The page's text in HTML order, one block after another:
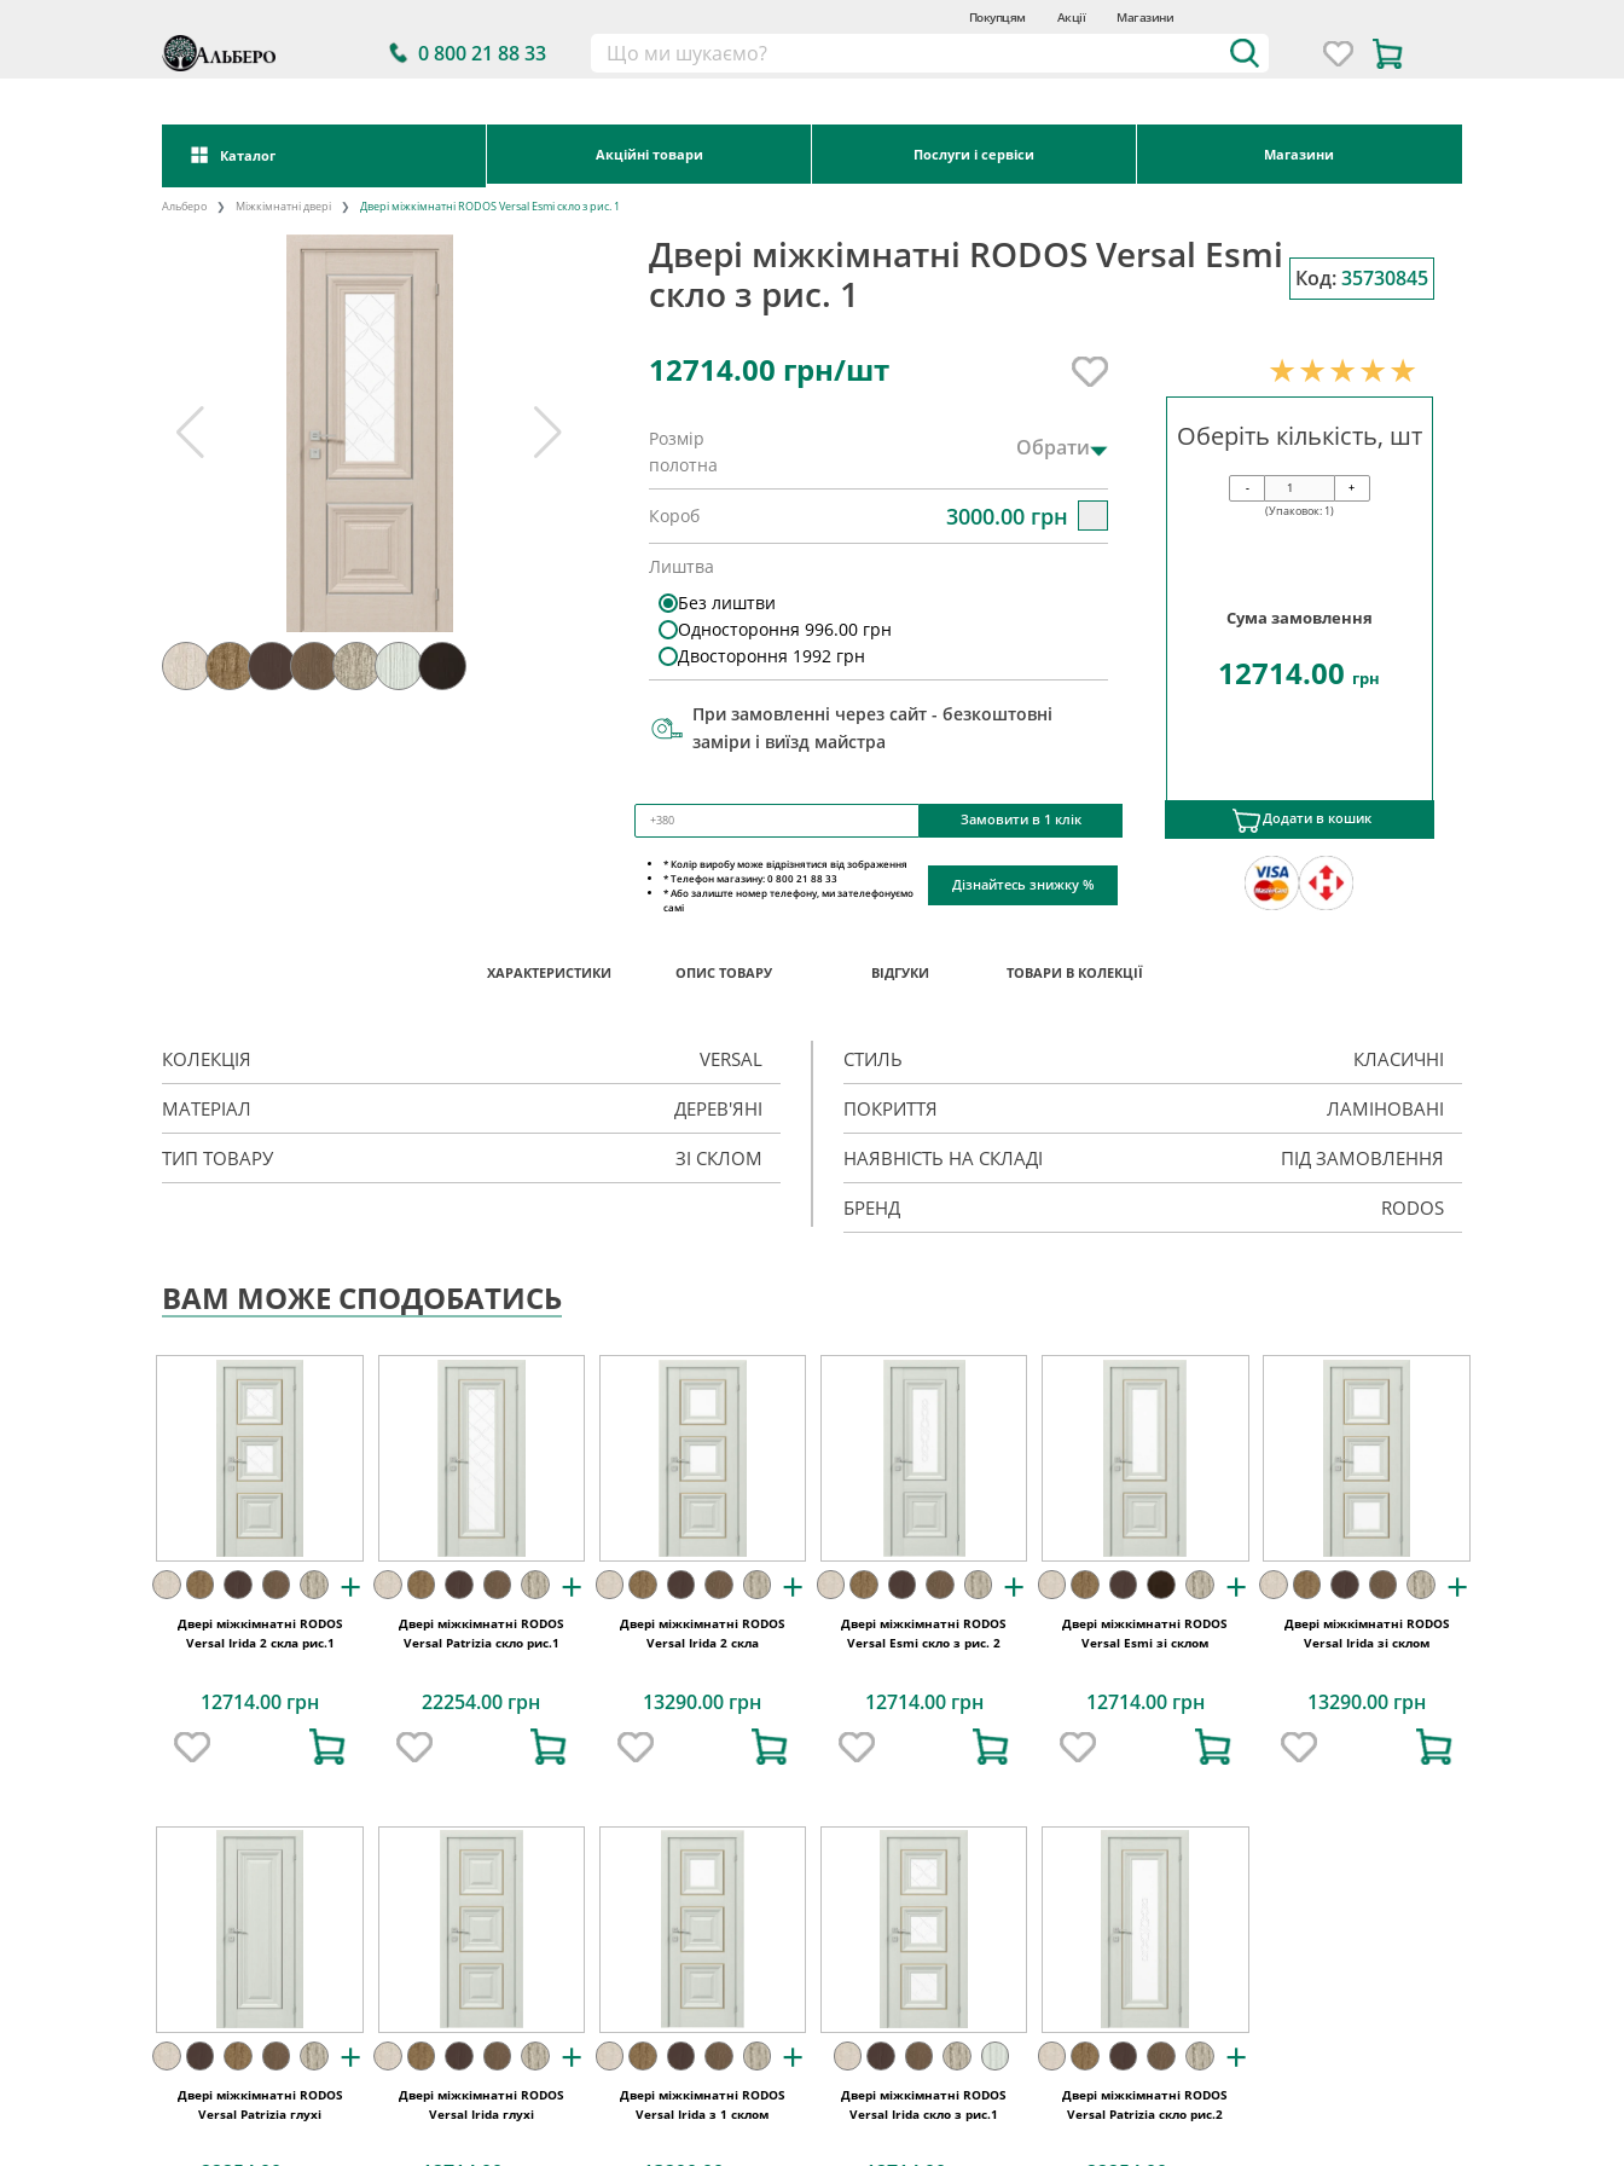
Покупцям Акції Магазини
0 800 21 88 33
Каталог Акційні товари Послуги і сервіси Магазини
Альберо Міжкімнатні двері Двері міжкімнатні RODOS Versal Esmi скло з рис. 1
Двері міжкімнатні RODOS Versal Esmi
скло з рис. 1
Код: 35730845
12714.00 грн/шт
Розмір
полотна
Обрати
Короб 3000.00 грн
Лиштва
Без лиштви
Одностороння 996.00 грн
Двостороння 1992 грн
При замовленні через сайт - безкоштовні
заміри і виїзд майстра
Замовити в 1 клік
Оберіть кількість, шт
-
+
(Упаковок: 1)
Сума замовлення
12714.00 грн
Додати в кошик
* Колір виробу може відрізнятися від зображення
* Телефон магазину: 0 800 21 88 33
* Або залиште номер телефону, ми зателефонуємо
самі
Дізнайтесь знижку %
ХАРАКТЕРИСТИКИ ОПИС ТОВАРУ ВІДГУКИ ТОВАРИ В КОЛЕКЦІЇ
КОЛЕКЦІЯ VERSAL
МАТЕРІАЛ ДЕРЕВ'ЯНІ
ТИП ТОВАРУ ЗІ СКЛОМ
СТИЛЬ КЛАСИЧНІ
ПОКРИТТЯ ЛАМІНОВАНІ
НАЯВНІСТЬ НА СКЛАДІ ПІД ЗАМОВЛЕННЯ
БРЕНД RODOS
ВАМ МОЖЕ СПОДОБАТИСЬ
+
Двері міжкімнатні RODOS
Versal Irida 2 скла рис.1
12714.00 грн
+
Двері міжкімнатні RODOS
Versal Patrizia скло рис.1
22254.00 грн
+
Двері міжкімнатні RODOS
Versal Irida 2 скла
13290.00 грн
+
Двері міжкімнатні RODOS
Versal Esmi скло з рис. 2
12714.00 грн
+
Двері міжкімнатні RODOS
Versal Esmi зі склом
12714.00 грн
+
Двері міжкімнатні RODOS
Versal Irida зі склом
13290.00 грн
+
Двері міжкімнатні RODOS
Versal Patrizia глухі
+
Двері міжкімнатні RODOS
Versal Irida глухі
+
Двері міжкімнатні RODOS
Versal Irida з 1 склом
Двері міжкімнатні RODOS
Versal Irida скло з рис.1
+
Двері міжкімнатні RODOS
Versal Patrizia скло рис.2